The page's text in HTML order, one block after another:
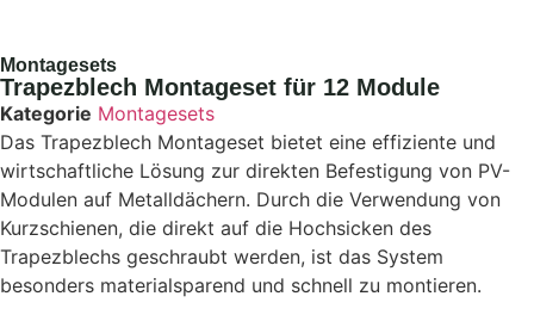
Montagesets
Trapezblech Montageset für 12 Module
Kategorie Montagesets
Das Trapezblech Montageset bietet eine effiziente und
wirtschaftliche Lösung zur direkten Befestigung von PV-
Modulen auf Metalldächern. Durch die Verwendung von
Kurzschienen, die direkt auf die Hochsicken des
Trapezblechs geschraubt werden, ist das System
besonders materialsparend und schnell zu montieren.